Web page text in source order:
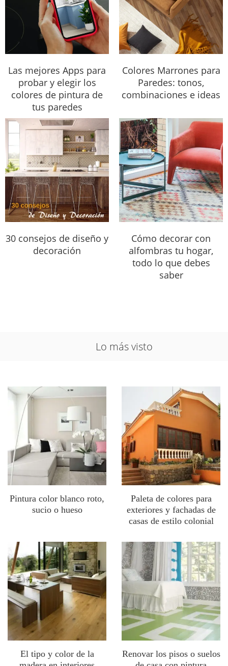
Las mejores Apps para
probar y elegir los
colores de pintura de
tus paredes
Colores Marrones para
Paredes: tonos,
combinaciones e ideas
30 consejos de diseño y
decoración
Cómo decorar con
alfombras tu hogar,
todo lo que debes
saber
Lo más visto
Pintura color blanco roto,
sucio o hueso
Paleta de colores para
exteriores y fachadas de
casas de estilo colonial
El tipo y color de la
Renovar los pisos o suelos